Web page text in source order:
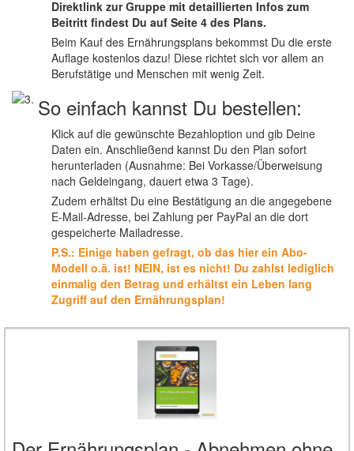
Direktlink zur Gruppe mit detaillierten Infos zum
Beitritt findest Du auf Seite 4 des Plans.
Beim Kauf des Ernährungsplans bekommst Du die erste
Auflage kostenlos dazu! Diese richtet sich vor allem an
Berufstätige und Menschen mit wenig Zeit.
So einfach kannst Du bestellen:
Klick auf die gewünschte Bezahloption und gib Deine
Daten ein. Anschließend kannst Du den Plan sofort
herunterladen (Ausnahme: Bei Vorkasse/Überweisung
nach Geldeingang, dauert etwa 3 Tage).
Zudem erhältst Du eine Bestätigung an die angegebene
E-Mail-Adresse, bei Zahlung per PayPal an die dort
gespeicherte Mailadresse.
P.S.: Einige haben gefragt, ob das hier ein Abo-
Modell o.ä. ist! NEIN, ist es nicht! Du zahlst lediglich
einmalig den Betrag und erhältst ein Leben lang
Zugriff auf den Ernährungsplan!